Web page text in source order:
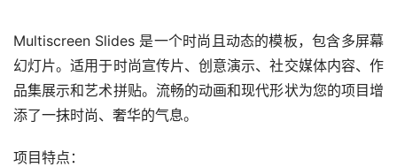
Multiscreen Slides 是一个时尚且动态的模板，包含多屏幕
幻灯片。适用于时尚宣传片、创意演示、社交媒体内容、作
品集展示和艺术拼贴。流畅的动画和现代形状为您的项目增
添了一抹时尚、奢华的气息。
项目特点：